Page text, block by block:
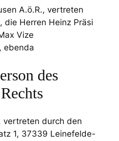
A.ö.R., vertreten
die Herren Heinz Präsi
Vize
ebenda
des
vertreten durch den
1, 37339 Leinefelde-